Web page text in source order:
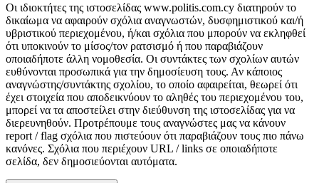
Οι ιδιοκτήτες της ιστοσελίδας www.politis.com.cy διατηρούν το
δικαίωμα να αφαιρούν σχόλια αναγνωστών, δυσφημιστικού και/ή
υβριστικού περιεχομένου, ή/και σχόλια που μπορούν να εκληφθεί
ότι υποκινούν το μίσος/τον ρατσισμό ή που παραβιάζουν
οποιαδήποτε άλλη νομοθεσία. Οι συντάκτες των σχολίων αυτών
ευθύνονται προσωπικά για την δημοσίευση τους. Αν κάποιος
αναγνώστης/συντάκτης σχολίου, το οποίο αφαιρείται, θεωρεί ότι
έχει στοιχεία που αποδεικνύουν το αληθές του περιεχομένου του,
μπορεί να τα αποστείλει στην διεύθυνση της ιστοσελίδας για να
διερευνηθούν. Προτρέπουμε τους αναγνώστες μας να κάνουν
report / flag σχόλια που πιστεύουν ότι παραβιάζουν τους πιο πάνω
κανόνες. Σχόλια που περιέχουν URL / links σε οποιαδήποτε
σελίδα, δεν δημοσιεύονται αυτόματα.